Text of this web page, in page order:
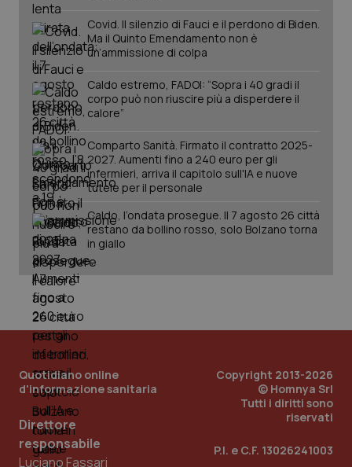
Covid. Il silenzio di Fauci e il perdono di Biden.
Ma il Quinto Emendamento non è
un’ammissione di colpa
Caldo estremo, FADOI: “Sopra i 40 gradi il
corpo può non riuscire più a disperdere il
calore”
Comparto Sanità. Firmato il contratto 2025-
2027. Aumenti fino a 240 euro per gli
infermieri, arriva il capitolo sull'IA e nuove
tutele per il personale
Caldo, l’ondata prosegue. Il 7 agosto 26 città
restano da bollino rosso, solo Bolzano torna
in giallo
Quotidiano online
d'informazione sanitaria
Direttore
responsabile
Luciano Fassari
Copyright 2013-2026
© Homnya Srl
Tutti i diritti sono
riservati
P.I. e C.F. 13026241003
PHPSESSID
PHP.net
www.quotidianosanita.it
_ga_KM60CM4NPH .quotidianosanita.it
1
mese